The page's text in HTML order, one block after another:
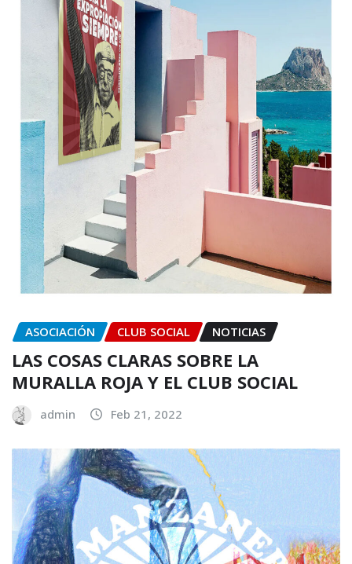
ASOCIACIÓN CLUB SOCIAL NOTICIAS
LAS COSAS CLARAS SOBRE LA
MURALLA ROJA Y EL CLUB SOCIAL
admin Feb 21, 2022